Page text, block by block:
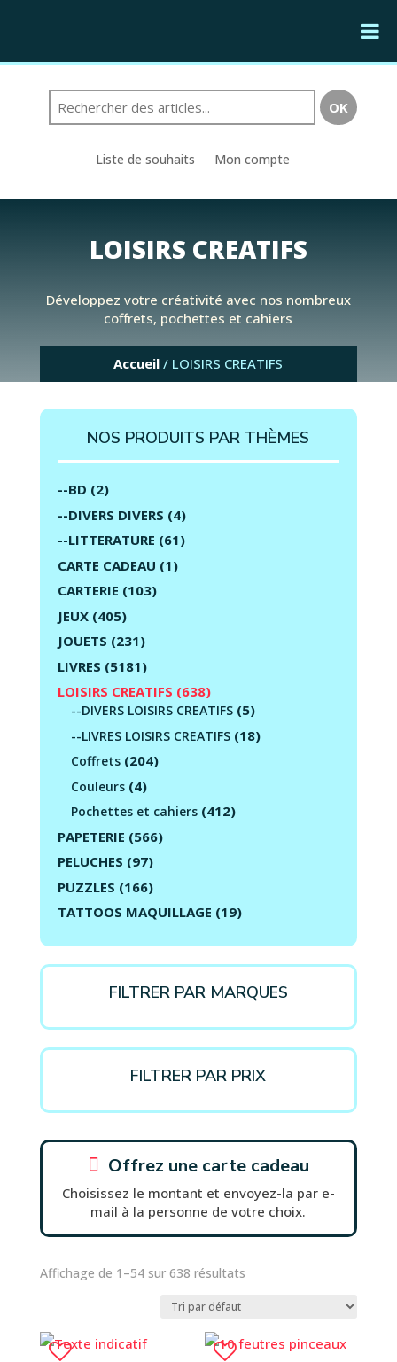
Liste de souhaits Mon compte
LOISIRS CREATIFS
Développez votre créativité avec nos nombreux
coffrets, pochettes et cahiers
Accueil / LOISIRS CREATIFS
NOS PRODUITS PAR THÈMES
--BD (2)
--DIVERS DIVERS (4)
--LITTERATURE (61)
CARTE CADEAU (1)
CARTERIE (103)
JEUX (405)
JOUETS (231)
LIVRES (5181)
LOISIRS CREATIFS (638)
--DIVERS LOISIRS CREATIFS (5)
--LIVRES LOISIRS CREATIFS (18)
Coffrets (204)
Couleurs (4)
Pochettes et cahiers (412)
PAPETERIE (566)
PELUCHES (97)
PUZZLES (166)
TATTOOS MAQUILLAGE (19)
FILTRER PAR MARQUES
FILTRER PAR PRIX
 Offrez une carte cadeau
Choisissez le montant et envoyez-la par e-
mail à la personne de votre choix.
Affichage de 1–54 sur 638 résultats